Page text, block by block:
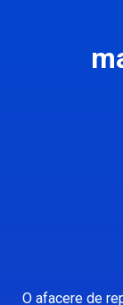
O afacere de